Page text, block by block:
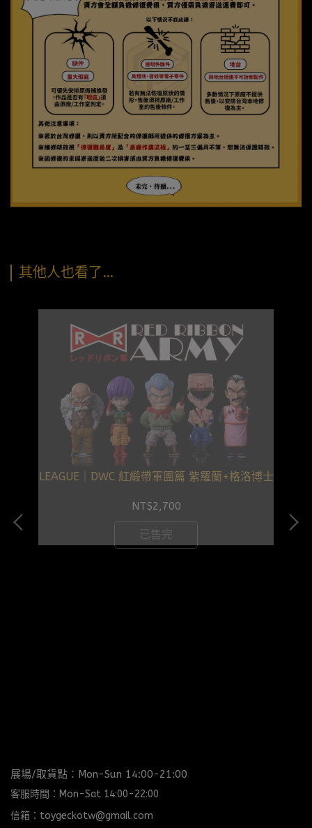
其他人也看了…
LEAGUE｜DWC 紅緞帶軍團篇 紫羅蘭+格洛博士
NT$2,700
已售完
展場/取貨點：Mon-Sun 14:00-21:00
客服時間：Mon-Sat 14:00-22:00
信箱：toygeckotw@gmail.com